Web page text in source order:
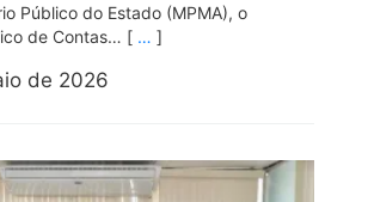
Público do Estado (MPMA), o
de Contas… [ … ]
de 2026